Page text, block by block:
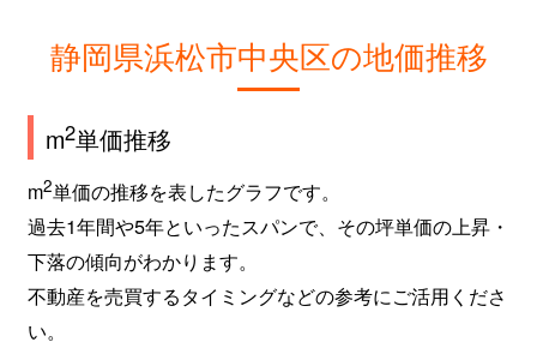
静岡県浜松市中央区の地価推移
m2単価推移
m2単価の推移を表したグラフです。
過去1年間や5年といったスパンで、その坪単価の上昇・
下落の傾向がわかります。
不動産を売買するタイミングなどの参考にご活用くださ
い。